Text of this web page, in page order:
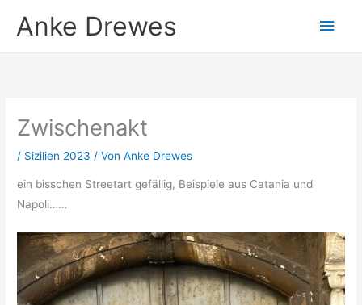
InhaltAnke Drewes
Zwischenakt
/ Sizilien 2023 / VonAnke Drewes
ein bisschen Streetart gefällig, Beispiele aus Catania und
Napoli……